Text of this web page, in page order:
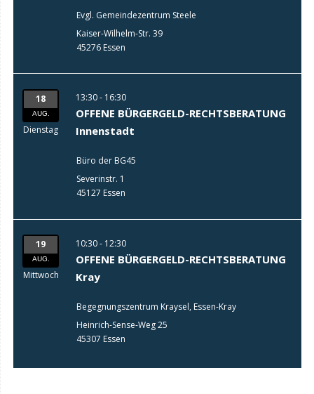
Evgl. Gemeindezentrum Steele
Kaiser-Wilhelm-Str. 39
45276 Essen
18
AUG.
Dienstag
13:30 - 16:30
OFFENE BÜRGERGELD-RECHTSBERATUNG
Innenstadt
Büro der BG45
Severinstr. 1
45127 Essen
19
AUG.
Mittwoch
10:30 - 12:30
OFFENE BÜRGERGELD-RECHTSBERATUNG
Kray
Begegnungszentrum Kraysel, Essen-Kray
Heinrich-Sense-Weg 25
45307 Essen